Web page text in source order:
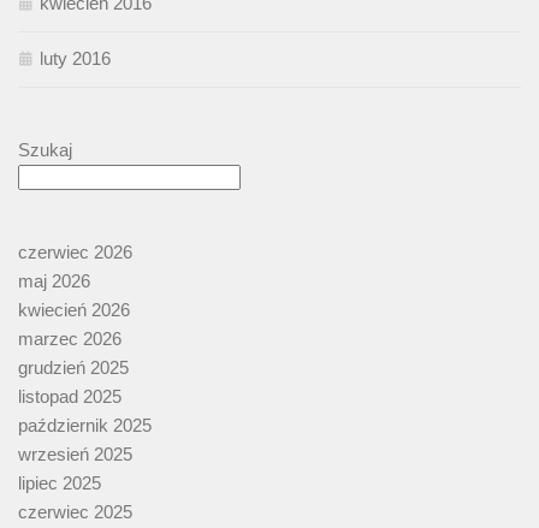
luty 2016
Szukaj
czerwiec 2026
maj 2026
kwiecień 2026
marzec 2026
grudzień 2025
listopad 2025
październik 2025
wrzesień 2025
lipiec 2025
czerwiec 2025